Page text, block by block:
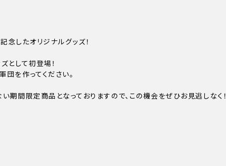
したオリジナルグッズ！
として初登場！
を作ってください。
期間限定商品となっておりますので、この機会をぜひお見逃しなく